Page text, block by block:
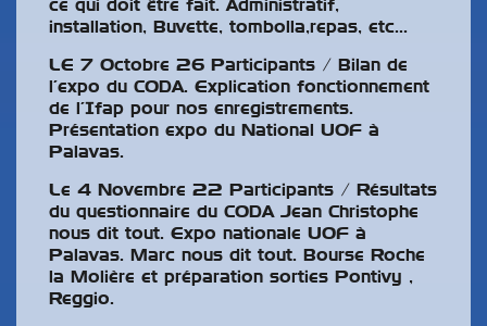
ce qui doit être fait. Administratif,
installation, Buvette, tombolla,repas, etc…
LE 7 Octobre 26 Participants / Bilan de
l’expo du CODA. Explication fonctionnement
de l’Ifap pour nos enregistrements.
Présentation expo du National UOF à
Palavas.
Le 4 Novembre 22 Participants / Résultats
du questionnaire du CODA Jean Christophe
nous dit tout. Expo nationale UOF à
Palavas. Marc nous dit tout. Bourse Roche
la Molière et préparation sorties Pontivy ,
Reggio.